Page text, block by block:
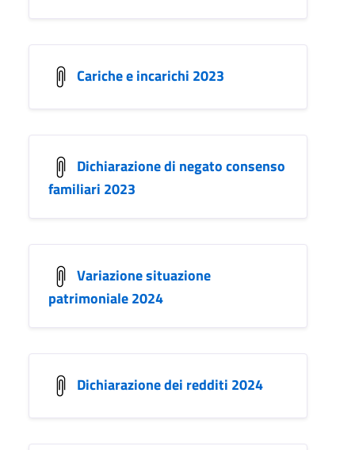
Cariche e incarichi 2023
Dichiarazione di negato consenso
familiari 2023
Variazione situazione
patrimoniale 2024
Dichiarazione dei redditi 2024